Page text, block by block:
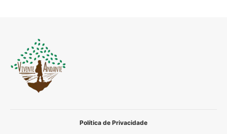
Política de Privacidade